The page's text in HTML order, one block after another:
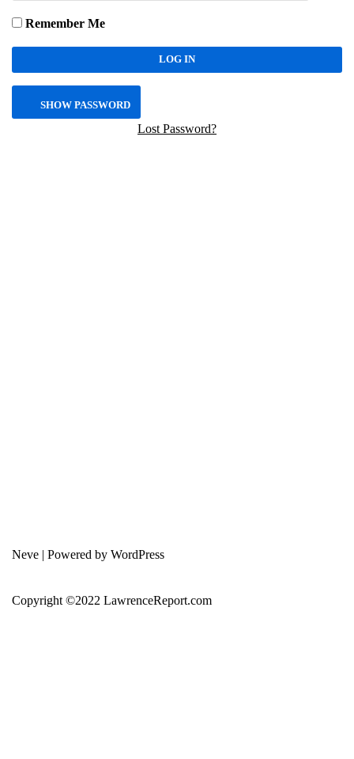
Remember Me
SHOW PASSWORD
Lost Password?
Neve | Powered by WordPress
Copyright ©2022 LawrenceReport.com